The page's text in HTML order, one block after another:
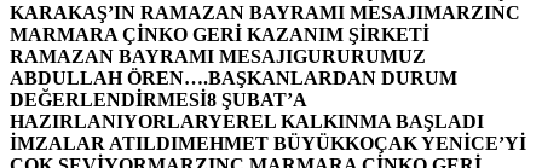
KARAKAŞ’IN RAMAZAN BAYRAMI MESAJIMARZINC
MARMARA ÇİNKO GERİ KAZANIM ŞİRKETİ
RAMAZAN BAYRAMI MESAJIGURURUMUZ
ABDULLAH ÖREN….BAŞKANLARDAN DURUM
DEĞERLENDİRMESİ8 ŞUBAT’A
HAZIRLANIYORLARYEREL KALKINMA BAŞLADI
İMZALAR ATILDIMEHMET BÜYÜKKOÇAK YENİCE’Yİ